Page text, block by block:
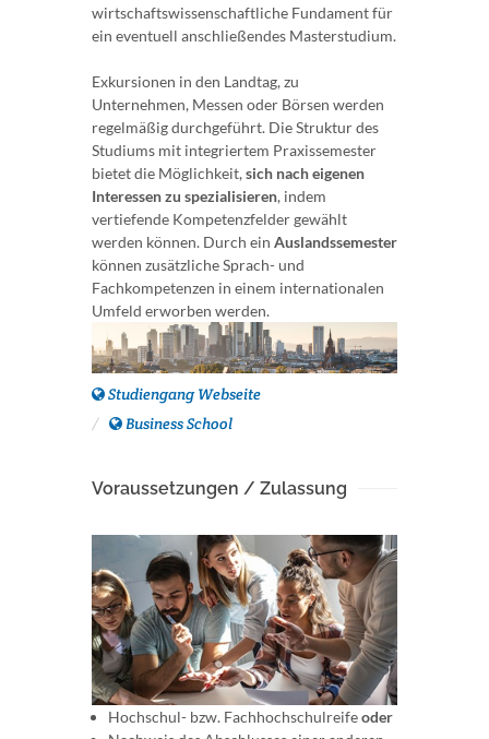
wirtschaftswissenschaftliche Fundament für
ein eventuell anschließendes Masterstudium.
Exkursionen in den Landtag, zu
Unternehmen, Messen oder Börsen werden
regelmäßig durchgeführt. Die Struktur des
Studiums mit integriertem Praxissemester
bietet die Möglichkeit,sich nach eigenen
Interessen zu spezialisieren, indem
vertiefende Kompetenzfelder gewählt
werden können. Durch ein Auslandssemester
können zusätzliche Sprach- und
Fachkompetenzen in einem internationalen
Umfeld erworben werden.
Studiengang Webseite
Business School
Voraussetzungen / Zulassung
Hochschul- bzw. Fachhochschulreifeoder